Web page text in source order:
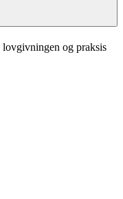
eller
og praksis